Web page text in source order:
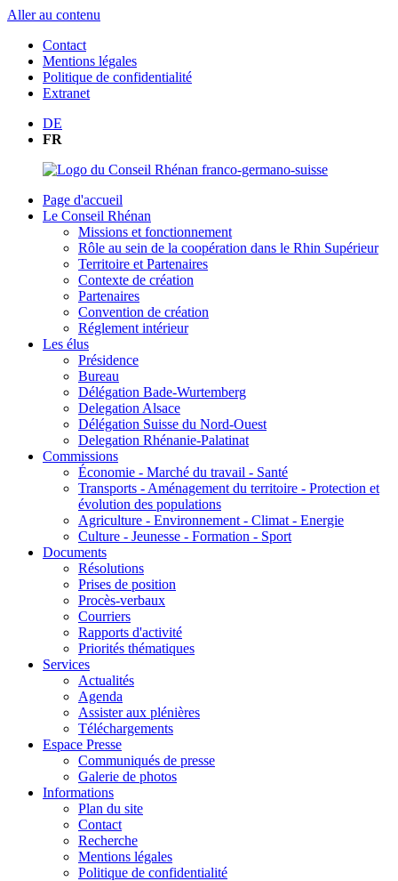
Aller au contenu
Contact
Mentions légales
Politique de confidentialité
Extranet
DE
FR
Page d'accueil
Le Conseil Rhénan
Missions et fonctionnement
Rôle au sein de la coopération dans le Rhin Supérieur
Territoire et Partenaires
Contexte de création
Partenaires
Convention de création
Réglement intérieur
Les élus
Présidence
Bureau
Délégation Bade-Wurtemberg
Delegation Alsace
Délégation Suisse du Nord-Ouest
Delegation Rhénanie-Palatinat
Commissions
Économie - Marché du travail - Santé
Transports - Aménagement du territoire - Protection et
évolution des populations
Agriculture - Environnement - Climat - Energie
Culture - Jeunesse - Formation - Sport
Documents
Résolutions
Prises de position
Procès-verbaux
Courriers
Rapports d'activité
Priorités thématiques
Services
Actualités
Agenda
Assister aux plénières
Téléchargements
Espace Presse
Communiqués de presse
Galerie de photos
Informations
Plan du site
Contact
Recherche
Mentions légales
Politique de confidentialité